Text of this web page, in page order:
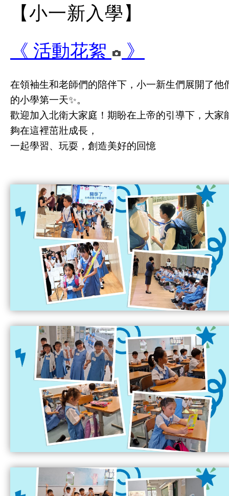
【小一新入學】
《 活動花絮
》
在領袖生和老師們的陪伴下，小一新生們展開了他
的小學第一天✨。
歡迎加入北衛大家庭！期盼在上帝的引導下，大家
夠在這裡茁壯成長，
一起學習、玩耍，創造美好的回憶